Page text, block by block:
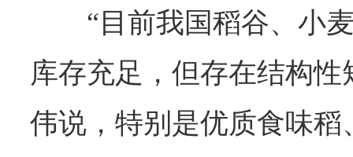
“目前我国稻谷、小
库存充足，但存在结构
伟说，特别是优质食味